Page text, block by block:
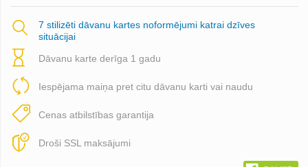
7 stilizēti dāvanu kartes noformējumi katrai dzīves
situācijai
Dāvanu karte derīga 1 gadu
Iespējama maiņa pret citu dāvanu karti vai naudu
Cenas atbilstības garantija
Droši SSL maksājumi